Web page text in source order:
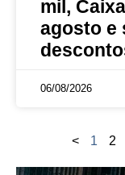
mil,
agosto e
06/08/2026
< 1 2